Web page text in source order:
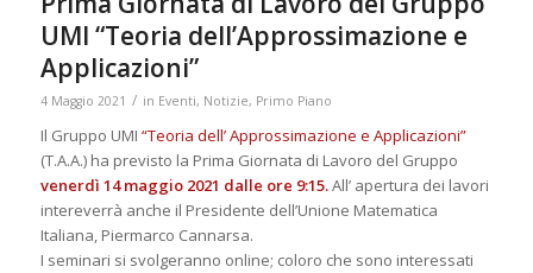
UMI “Teoria dell’Approssimazione e
Applicazioni”
4 Maggio 2021 / in Eventi, Notizie, Primo Piano
Il Gruppo UMI “Teoria dell’ Approssimazione e Applicazioni”
(T.A.A.) ha previsto la Prima Giornata di Lavoro del Gruppo
venerdì 14 maggio 2021 dalle ore 9:15.All’ apertura dei lavori
intereverrà anche il Presidente dell’Unione Matematica
Italiana, Piermarco Cannarsa.
I seminari si svolgeranno online; coloro che sono interessati